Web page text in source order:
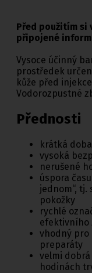
Před použitím si
připojené
Vysoce účinný
prostředek
kůže před
Vodorozpustné
Přednosti
krátká
vysoká
nerušené
úspora
jednom“,
pokožky
rychlé
efektivního
vhodný pro
preparáty
velmi
hodinách